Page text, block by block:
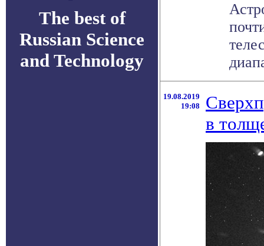
The best of
Russian Science
and Technology
19.08.2019
19:08
в